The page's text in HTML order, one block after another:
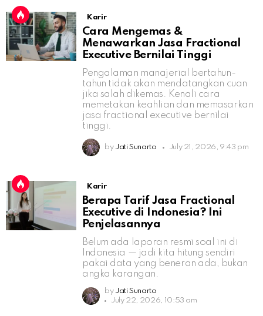
Karir
Cara Mengemas &
Menawarkan Jasa Fractional
Executive Bernilai Tinggi
Pengalaman manajerial bertahun-
tahun tidak akan mendatangkan cuan
jika salah dikemas. Kenali cara
memetakan keahlian dan memasarkan
jasa fractional executive bernilai
tinggi.
by Jati Sunarto July 21, 2026, 9:43 pm
Karir
Berapa Tarif Jasa Fractional
Executive di Indonesia? Ini
Penjelasannya
Belum ada laporan resmi soal ini di
Indonesia — jadi kita hitung sendiri
pakai data yang beneran ada, bukan
angka karangan.
by Jati Sunarto
July 22, 2026, 10:53 am